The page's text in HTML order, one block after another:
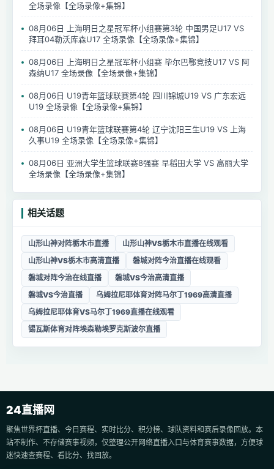
全场录像【全场录像+集锦】
08月06日 上海明日之星冠军杯小组赛第3轮 中国男足U17 VS
拜耳04勒沃库森U17 全场录像【全场录像+集锦】
08月06日 上海明日之星冠军杯小组赛 毕尔巴鄂竞技U17 VS 阿
森纳U17 全场录像【全场录像+集锦】
08月06日 U19青年篮球联赛第4轮 四川锦城U19 VS 广东宏远
U19 全场录像【全场录像+集锦】
08月06日 U19青年篮球联赛第4轮 辽宁沈阳三生U19 VS 上海
久事U19 全场录像【全场录像+集锦】
08月06日 亚洲大学生篮球联赛8强赛 早稻田大学 VS 高丽大学
全场录像【全场录像+集锦】
相关话题
山形山神对阵栃木市直播
山形山神VS栃木市直播在线观看
山形山神VS栃木市高清直播
磐城对阵今治直播在线观看
磐城对阵今治在线直播
磐城VS今治高清直播
磐城VS今治直播
乌姆拉尼耶体育对阵马尔丁1969高清直播
乌姆拉尼耶体育VS马尔丁1969直播在线观看
锡瓦斯体育对阵埃森勒埃罗克斯波尔直播
24直播网
聚焦世界杯直播、今日赛程、实时比分、积分榜、球队资料和赛后录像回放。本
站不制作、不存储赛事视频，仅整理公开网络直播入口与体育赛事数据，方便球
迷快速查赛程、看比分、找回放。